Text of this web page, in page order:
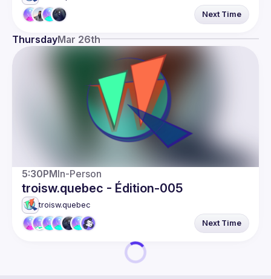
Next Time
ThursdayMar 26th
5:30PMIn-Person
troisw.quebec - Édition-005
troisw.quebec
Next Time